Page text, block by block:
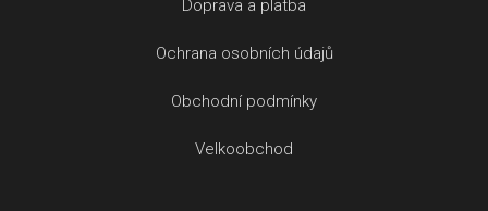
Doprava a platba
Ochrana osobních údajů
Obchodní podmínky
Velkoobchod